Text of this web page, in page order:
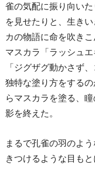
雀の気配に振り向い
を見せたりと、生き
カの物語に命を吹きこ
マスカラ「ラッシュ
「ジグザグ動かさず
独特な塗り方をする
らマスカラを塗る、
影を終えた。
まるで孔雀の羽のよ
きつけるような目も